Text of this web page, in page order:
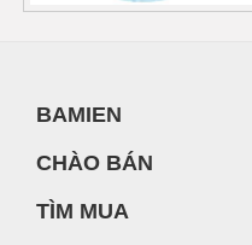
BAMIEN
CHÀO BÁN
TÌM MUA